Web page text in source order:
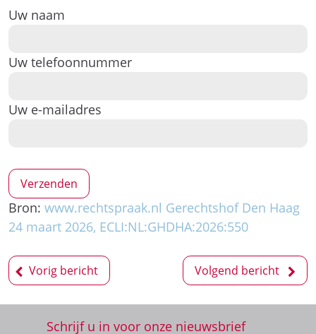
Uw naam
Uw telefoonnummer
Uw e-mailadres
Bron: www.rechtspraak.nl Gerechtshof Den Haag
24 maart 2026, ECLI:NL:GHDHA:2026:550
Bericht
navigatie
Vorig bericht Volgend bericht
Schrijf u in voor onze nieuwsbrief